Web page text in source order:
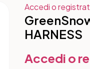
Accedi o
HARNESS
Accedi o